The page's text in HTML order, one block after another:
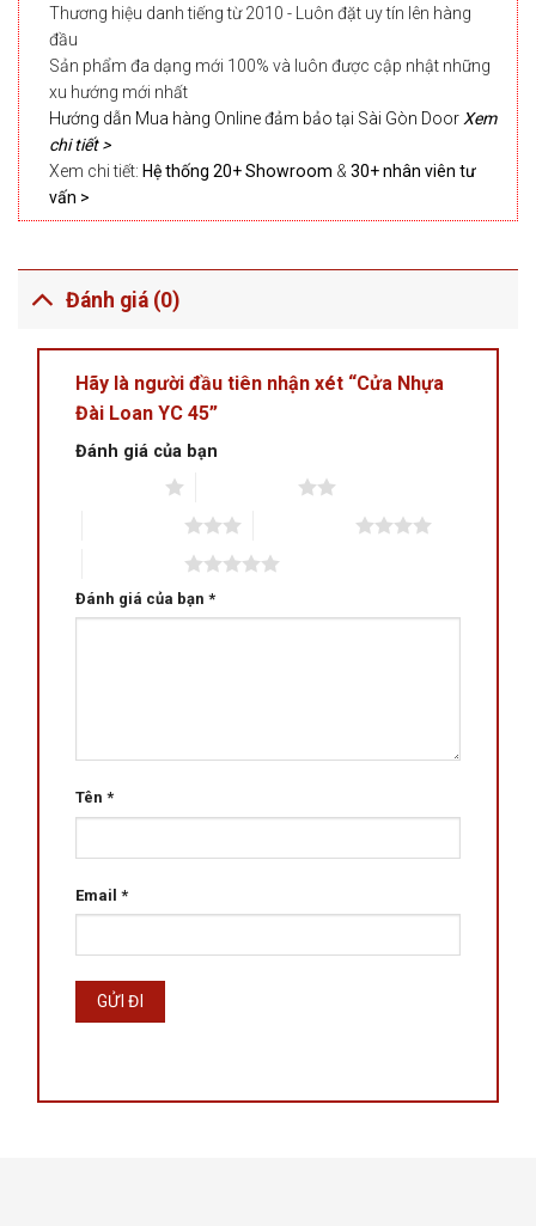
Thương hiệu danh tiếng từ 2010 - Luôn đặt uy tín lên hàng
đầu
Sản phẩm đa dạng mới 100% và luôn được cập nhật những
xu hướng mới nhất
Hướng dẫn Mua hàng Online đảm bảo tại Sài Gòn Door Xem
chi tiết >
Xem chi tiết: Hệ thống 20+ Showroom & 30+ nhân viên tư
vấn >
Đánh giá (0)
Hãy là người đầu tiên nhận xét “Cửa Nhựa
Đài Loan YC 45”
Đánh giá của bạn
Đánh giá của bạn *
Tên *
Email *